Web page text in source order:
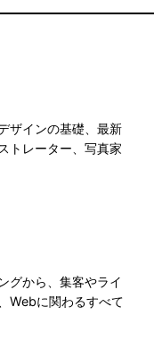
ザインの基礎、最新
トレーター、写真家
グから、集客やライ
Webに関わるすべて